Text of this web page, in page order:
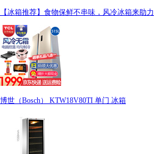
【冰箱推荐】食物保鲜不串味，风冷冰箱来助力
博世（Bosch） KTW18V80TI 单门 冰箱